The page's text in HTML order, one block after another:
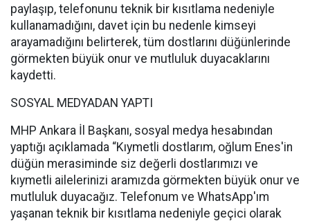
paylaşıp, telefonunu teknik bir kısıtlama nedeniyle
kullanamadığını, davet için bu nedenle kimseyi
arayamadığını belirterek, tüm dostlarını düğünlerinde
görmekten büyük onur ve mutluluk duyacaklarını
kaydetti.
SOSYAL MEDYADAN YAPTI
MHP Ankara İl Başkanı, sosyal medya hesabından
yaptığı açıklamada “Kıymetli dostlarım, oğlum Enes'in
düğün merasiminde siz değerli dostlarımızı ve
kıymetli ailelerinizi aramızda görmekten büyük onur ve
mutluluk duyacağız. Telefonum ve WhatsApp'ım
yaşanan teknik bir kısıtlama nedeniyle geçici olarak